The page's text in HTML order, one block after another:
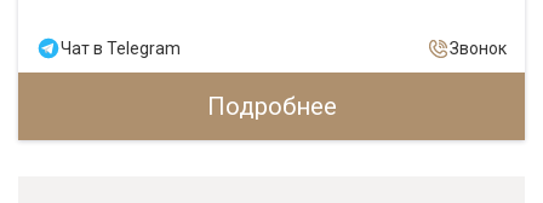
Чат в Telegram Звонок
Подробнее